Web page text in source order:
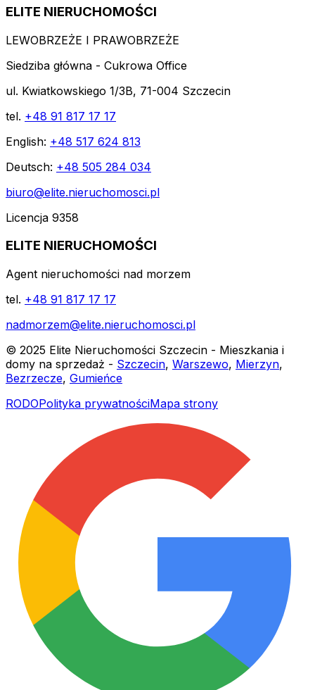
ELITE NIERUCHOMOŚCI
LEWOBRZEŻE I PRAWOBRZEŻE
Siedziba główna - Cukrowa Office
ul. Kwiatkowskiego 1/3B, 71-004 Szczecin
tel. +48 91 817 17 17
English: +48 517 624 813
Deutsch: +48 505 284 034
biuro@elite.nieruchomosci.pl
Licencja 9358
ELITE NIERUCHOMOŚCI
Agent nieruchomości nad morzem
tel. +48 91 817 17 17
nadmorzem@elite.nieruchomosci.pl
© 2025 Elite Nieruchomości Szczecin - Mieszkania i
domy na sprzedaż - Szczecin, Warszewo, Mierzyn,
Bezrzecze, Gumieńce
RODOPolityka prywatnościMapa strony